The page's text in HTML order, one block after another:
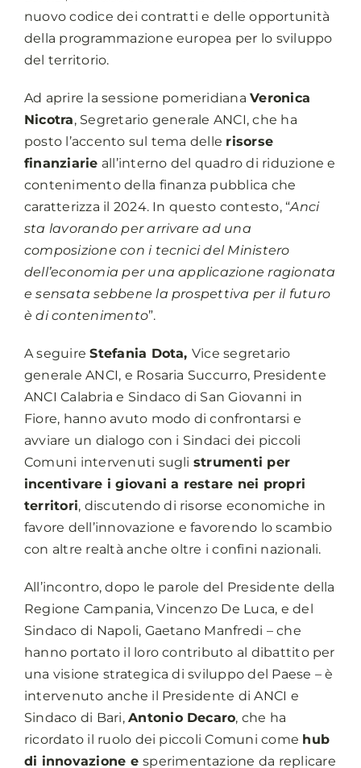
nuovo codice dei contratti e delle opportunità
della programmazione europea per lo sviluppo
del territorio.
Ad aprire la sessione pomeridianaVeronica
Nicotra, Segretario generale ANCI, che ha
posto l’accento sul tema delle risorse
finanziarie all’interno del quadro di riduzione e
contenimento della finanza pubblica che
caratterizza il 2024. In questo contesto, “Anci
sta lavorando per arrivare ad una
composizione con i tecnici del Ministero
dell’economia per una applicazione ragionata
e sensata sebbene la prospettiva per il futuro
è di contenimento”.
A seguireStefania Dota, Vice segretario
generale ANCI, e Rosaria Succurro, Presidente
ANCI Calabria e Sindaco di San Giovanni in
Fiore, hanno avuto modo di confrontarsi e
avviare un dialogo con i Sindaci dei piccoli
Comuni intervenuti sugli strumenti per
incentivare i giovani a restare nei propri
territori, discutendo di risorse economiche in
favore dell’innovazione e favorendo lo scambio
con altre realtà anche oltre i confini nazionali.
All’incontro, dopo le parole del Presidente della
Regione Campania, Vincenzo De Luca, e del
Sindaco di Napoli, Gaetano Manfredi – che
hanno portato il loro contributo al dibattito per
una visione strategica di sviluppo del Paese – è
intervenuto anche il Presidente di ANCI e
Sindaco di Bari,Antonio Decaro, che ha
ricordato il ruolo dei piccoli Comuni come hub
di innovazione esperimentazione da replicare